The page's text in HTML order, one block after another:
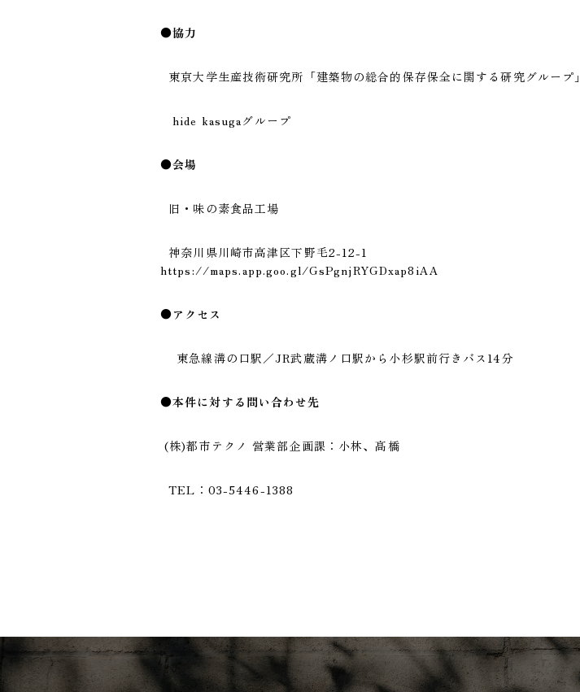
●協力
東京大学生産技術研究所「建築物の総合的保存保全に関する研究グループ」
hide kasugaグループ
●会場
旧・味の素食品工場
神奈川県川崎市高津区下野毛2-12-1
https://maps.app.goo.gl/GsPgnjRYGDxap8iAA
●アクセス
東急線溝の口駅／JR武蔵溝ノ口駅から小杉駅前行きバス14分
●本件に対する問い合わせ先
(株)都市テクノ 営業部企画課：小林、髙橋
TEL：03-5446-1388